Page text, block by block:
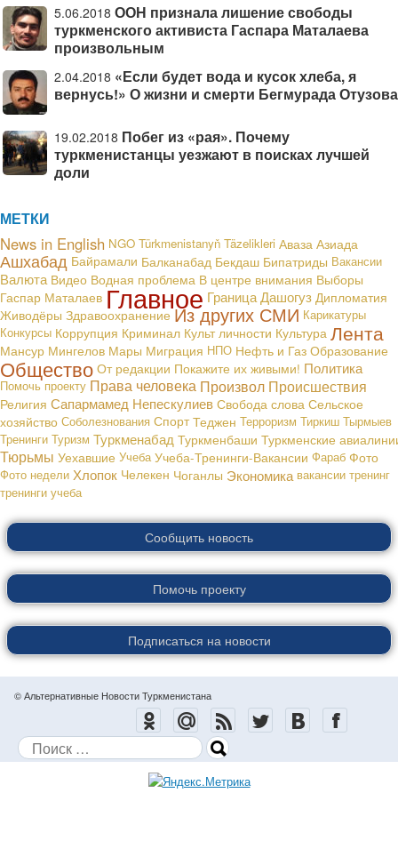
5.06.2018 ООН признала лишение свободы
туркменского активиста Гаспара Маталаева
произвольным
2.04.2018 «Если будет вода и кусок хлеба, я
вернусь!» О жизни и смерти Бегмурада Отузова
19.02.2018 Побег из «рая». Почему
туркменистанцы уезжают в поисках лучшей
доли
МЕТКИ
News in English NGO Türkmenistanyň Täzelikleri Аваза Азиада
Ашхабад Байрамали Балканабад Бекдаш Бипатриды Вакансии
Валюта Видео Водная проблема В центре внимания Выборы
Гаспар Маталаев Главное ГраницаДашогуз Дипломатия
Живодёры Здравоохранение Из других СМИ Карикатуры
Конкурсы Коррупция Криминал Культ личности Культура Лента
Мансур Мингелов Мары Миграция НПО Нефть и Газ Образование
Общество От редакции Покажите их живыми! Политика
Помочь проекту Права человека Произвол Происшествия
Религия Сапармамед Непескулиев Свобода слова Сельское
хозяйство Соболезнования Спорт Теджен Терроризм Тиркиш Тырмыев
Тренинги Туризм Туркменабад Туркменбаши Туркменские
Тюрьмы Уехавшие Учеба Учеба-Тренинги-Вакансии Фараб Фото
Фото недели Хлопок Челекен Чоганлы Экономика вакансии тренинг
тренинги учеба
Сообщить новость
Помочь проекту
Подписаться на новости
© Альтернативные Новости Туркменистана
Поиск